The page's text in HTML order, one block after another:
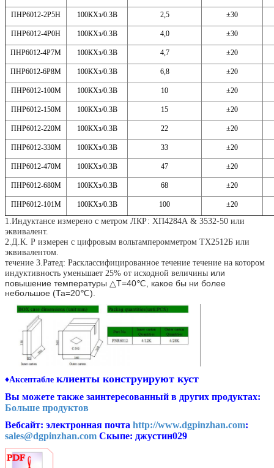
ПНР6012-2Р5Н 100КХз/0.3В 2,5 ±30
ПНР6012-4Р0Н 100КХз/0.3В 4,0 ±30
ПНР6012-4Р7М 100КХз/0.3В 4,7 ±20
ПНР6012-6Р8М 100КХз/0.3В 6,8 ±20
ПНР6012-100М 100КХз/0.3В 10 ±20
ПНР6012-150М 100КХз/0.3В 15 ±20
ПНР6012-220М 100КХз/0.3В 22 ±20
ПНР6012-330М 100КХз/0.3В 33 ±20
ПНР6012-470М 100КХз/0.3В 47 ±20
ПНР6012-680М 100КХз/0.3В 68 ±20
ПНР6012-101М 100КХз/0.3В 100 ±20
1.Индуктансе измерено с метром ЛКР: ХП4284А & 3532-50 или
эквивалент.
2.Д.К. Р измерен с цифровым вольтамперомметром ТХ2512Б или
эквивалентом.
течение 3.Ратед: Расклассифицированное течение течение на котором
индуктивность уменьшает 25% от исходной величины или
повышение температуры △Т=40℃, какое бы ни более
небольшое (Та=20℃).
♦Аксептабле клиенты конструируют куст
Вы можете также заинтересованный в других продуктах:
Больше продуктов
Вебсайт: электронная почта http://www.dgpinzhan.com:
sales@dgpinzhan.com Скыпе: джустин029